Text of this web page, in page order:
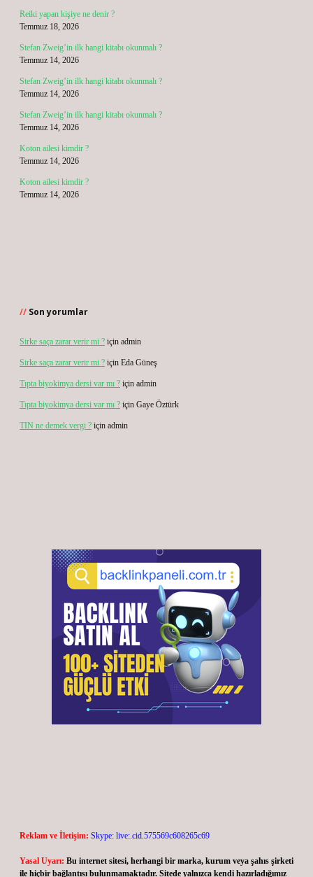
Reiki yapan kişiye ne denir ?
Temmuz 18, 2026
Stefan Zweig’in ilk hangi kitabı okunmalı ?
Temmuz 14, 2026
Stefan Zweig’in ilk hangi kitabı okunmalı ?
Temmuz 14, 2026
Stefan Zweig’in ilk hangi kitabı okunmalı ?
Temmuz 14, 2026
Koton ailesi kimdir ?
Temmuz 14, 2026
Koton ailesi kimdir ?
Temmuz 14, 2026
Son yorumlar
Sirke saça zarar verir mi ? için admin
Sirke saça zarar verir mi ? için Eda Güneş
Tıpta biyokimya dersi var mı ? için admin
Tıpta biyokimya dersi var mı ? için Gaye Öztürk
TIN ne demek vergi ? için admin
Reklam ve İletişim: Skype: live:.cid.575569c608265c69
Yasal Uyarı: Bu internet sitesi, herhangi bir marka, kurum veya şahıs şirketi
ile hiçbir bağlantısı bulunmamaktadır. Sitede yalnızca kendi hazırladığımız